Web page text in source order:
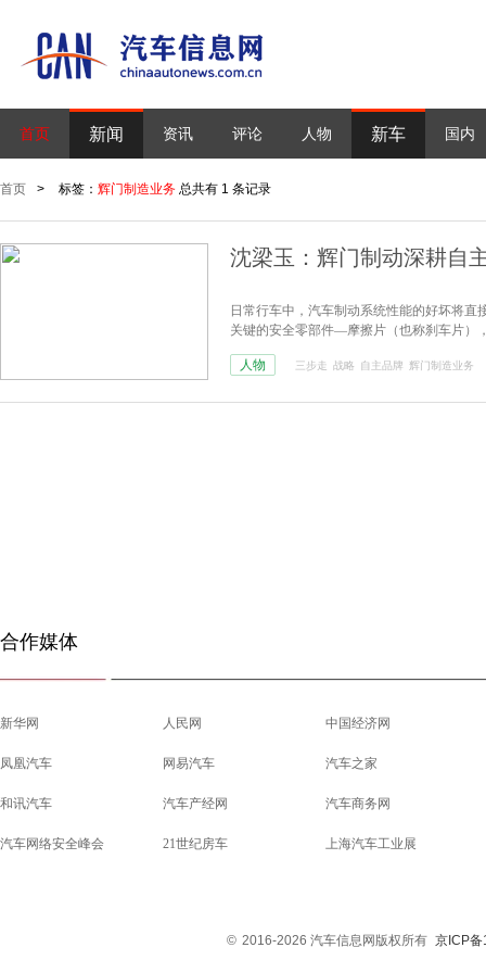
首页 新闻 资讯 评论 人物 新车 国内
首页 > 标签： 辉门制造业务 总共有 1 条记录
沈梁玉：辉门制动深耕自
日常行车中，汽车制动系统性能的好坏将
关键的安全零部件—摩擦片（也称刹车片）
人物 三步走 战略 自主品牌 辉门制造业务
合作媒体
新华网 人民网 中国经济网
凤凰汽车 网易汽车 汽车之家
和讯汽车 汽车产经网 汽车商务网
汽车网络安全峰会 21世纪房车 上海汽车工业展
© 2016-2026 汽车信息网版权所有 京ICP